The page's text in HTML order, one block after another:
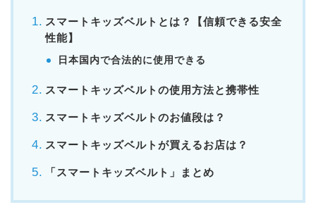
スマートキッズベルトとは？【信頼できる安全
性能】
日本国内で合法的に使用できる
スマートキッズベルトの使用方法と携帯性
スマートキッズベルトのお値段は？
スマートキッズベルトが買えるお店は？
「スマートキッズベルト」まとめ